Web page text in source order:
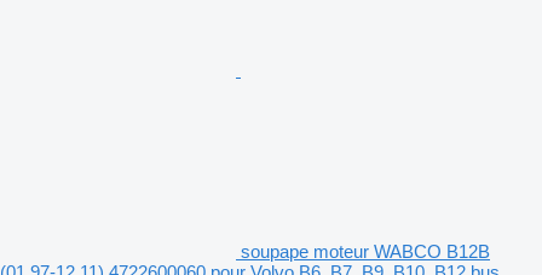
soupape moteur WABCO B12B